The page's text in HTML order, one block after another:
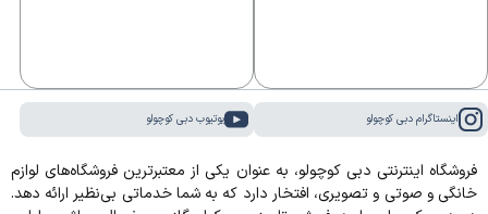
اینستاگرام دبی کوچولو یوتیوب دبی کوچولو
فروشگاه اینترنتی دبی کوچولو، به عنوان یکی از معتبرترین فروشگاه‌های لوازم
خانگی و صوتی و تصویری، افتخار دارد که به شما خدماتی بی‌نظیر ارائه دهد.